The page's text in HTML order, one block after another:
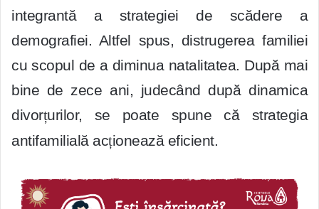
integrantă a strategiei de scădere a
demografiei. Altfel spus, distrugerea familiei
cu scopul de a diminua natalitatea. După mai
bine de zece ani, judecând după dinamica
divorțurilor, se poate spune că strategia
antifamilială acționează eficient.